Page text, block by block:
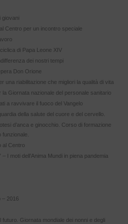
giovani
Centro per un incontro speciale
di Papa Leone XIV
dei nostri tempi
Don Orione
una riabilitazione che migliori la qualità di vita
la Giornata nazionale del personale sanitario
a ravvivare il fuoco del Vangelo
della salute del cuore e del cervello.
d’anca e ginocchio. Corso di formazione
al Centro
– I moti dell’Anima Mundi in piena pandemia
– 2016
futuro. Giornata mondiale dei nonni e degli